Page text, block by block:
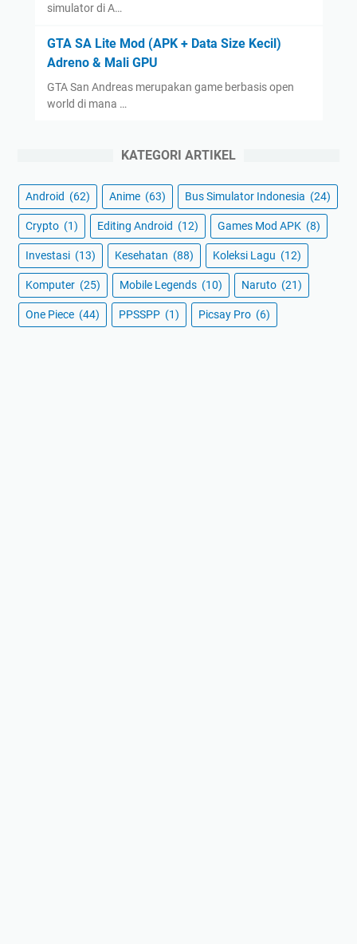
simulator di A…
GTA SA Lite Mod (APK + Data Size Kecil)
Adreno & Mali GPU
GTA San Andreas merupakan game berbasis open
world di mana …
KATEGORI ARTIKEL
Android (62) Anime (63) Bus Simulator Indonesia (24)
Crypto (1) Editing Android (12) Games Mod APK (8)
Investasi (13) Kesehatan (88) Koleksi Lagu (12)
Komputer (25) Mobile Legends (10) Naruto (21)
One Piece (44) PPSSPP (1) Picsay Pro (6)